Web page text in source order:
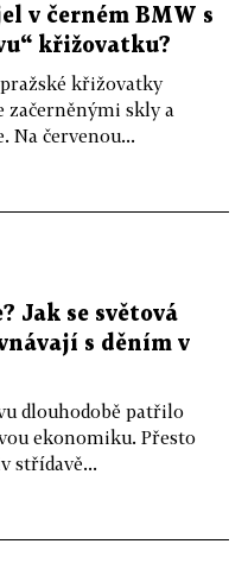
v černém BMW s
křižovatku?
křižovatky
skly a
Na červenou...
Jak se světová
s děním v
dlouhodobě patřilo
ekonomiku. Přesto
střídavě...